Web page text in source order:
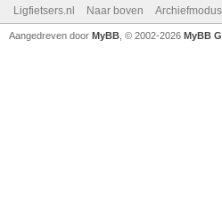
Ligfietsers.nl Naar boven Archiefmodus
Aangedreven door MyBB , © 2002-2026 MyBB